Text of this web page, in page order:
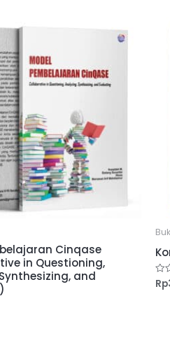
Cinqase
in Questioning,
and
0
Rp